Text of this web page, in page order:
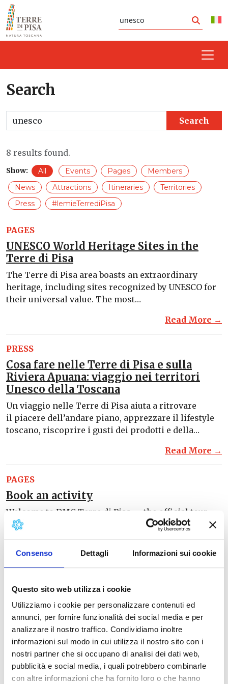
Consenso Dettagli Informazioni sui cookie
Questo sito web utilizza i cookie
Utilizziamo i cookie per personalizzare contenuti ed
annunci, per fornire funzionalità dei social media e per
analizzare il nostro traffico. Condividiamo inoltre
informazioni sul modo in cui utilizza il nostro sito con i
nostri partner che si occupano di analisi dei dati web,
pubblicità e social media, i quali potrebbero combinarle
con altre informazioni che ha fornito loro o che hanno
Skip to content
Search
Search
Search
8 results found.
Show: All Events Pages
Members
News
Attractions Itineraries
Territories
Press
#lemieTerrediPisa
PAGES
UNESCO World Heritage Sites in the
Terre di Pisa
The Terre di Pisa area boasts an extraordinary
heritage, including sites recognized by UNESCO for
their universal value. The most…
Read More →
PRESS
Cosa fare nelle Terre di Pisa e sulla
Riviera Apuana: viaggio nei territori
Unesco della Toscana
Un viaggio nelle Terre di Pisa aiuta a ritrovare
il piacere dell’andare piano, apprezzare il lifestyle
toscano, riscoprire i gusti dei prodotti e della…
Read More →
PAGES
Book an activity
Welcome to DMC Terre di Pisa — the official tour
operator for the Terre di Pisa area and your local…
B2B
Local knowledge, trusted suppliers, and full
coordination — so you can sell Tuscany to your
clients with confidence. We develop…
Read More →
ATTRACTIONS